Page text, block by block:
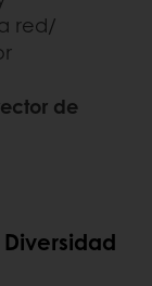
red/
de